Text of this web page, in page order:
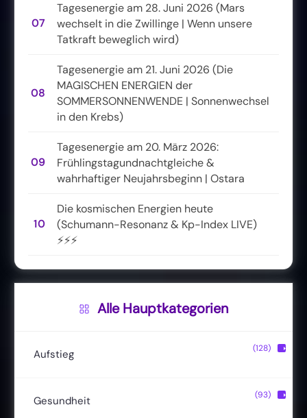
07
Tagesenergie am 28. Juni 2026 (Mars
wechselt in die Zwillinge | Wenn unsere
Tatkraft beweglich wird)
08
Tagesenergie am 21. Juni 2026 (Die
MAGISCHEN ENERGIEN der
SOMMERSONNENWENDE | Sonnenwechsel
in den Krebs)
09
Tagesenergie am 20. März 2026:
Frühlingstagundnachtgleiche &
wahrhaftiger Neujahrsbeginn | Ostara
10
Die kosmischen Energien heute
(Schumann-Resonanz & Kp-Index LIVE)
⚡⚡⚡
Alle Hauptkategorien
Aufstieg
Christusbewusstsein (20)
(128) ▶
Gesundheit (93) ▶